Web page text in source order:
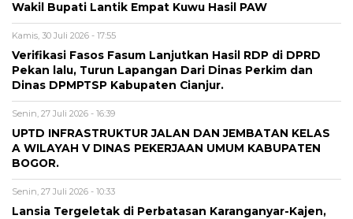
Wakil Bupati Lantik Empat Kuwu Hasil PAW
Kamis, 30 Juli 2026 - 17:55
Verifikasi Fasos Fasum Lanjutkan Hasil RDP di DPRD
Pekan lalu, Turun Lapangan Dari Dinas Perkim dan
Dinas DPMPTSP Kabupaten Cianjur.
Senin, 27 Juli 2026 - 16:39
UPTD INFRASTRUKTUR JALAN DAN JEMBATAN KELAS
A WILAYAH V DINAS PEKERJAAN UMUM KABUPATEN
BOGOR.
Senin, 27 Juli 2026 - 10:33
Lansia Tergeletak di Perbatasan Karanganyar-Kajen,